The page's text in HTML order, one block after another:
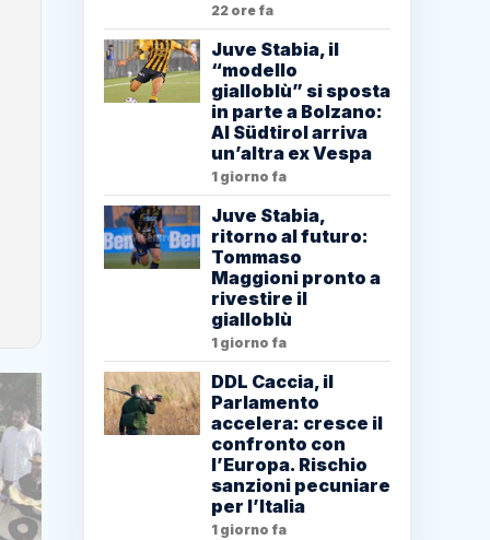
22 ore fa
Juve Stabia, il
“modello
gialloblù” si sposta
in parte a Bolzano:
Al Südtirol arriva
un’altra ex Vespa
1 giorno fa
Juve Stabia,
ritorno al futuro:
Tommaso
Maggioni pronto a
rivestire il
gialloblù
1 giorno fa
DDL Caccia, il
Parlamento
accelera: cresce il
confronto con
l’Europa. Rischio
sanzioni pecuniare
per l’Italia
1 giorno fa